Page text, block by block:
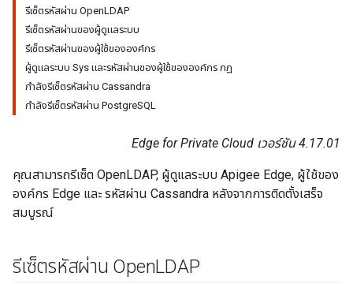
รีเซ็ตรหัสผ่าน OpenLDAP
รีเซ็ตรหัสผ่านของผู้ดูแลระบบ
รีเซ็ตรหัสผ่านของผู้ใช้ขององค์กร
ผู้ดูแลระบบ Sys และรหัสผ่านของผู้ใช้ขององค์กร กฎ
กำลังรีเซ็ตรหัสผ่าน Cassandra
กำลังรีเซ็ตรหัสผ่าน PostgreSQL
Edge for Private Cloud เวอร์ชัน 4.17.01
คุณสามารถรีเซ็ต OpenLDAP, ผู้ดูแลระบบ Apigee Edge, ผู้ใช้ของ
องค์กร Edge และ รหัสผ่าน Cassandra หลังจากการติดตั้งเสร็จ
สมบูรณ์
รีเซ็ตรหัสผ่าน OpenLDAP